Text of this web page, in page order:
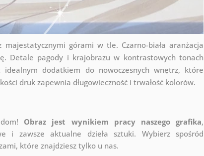
górami w tle. Czarno-biała aranżacja
Detale pagody i krajobrazu w kontrastowych tonach
dodatkiem do nowoczesnych wnętrz, które
druk zapewnia długowieczność i trwałość kolorów.
Obraz jest wynikiem pracy naszego grafika,
i zawsze aktualne dzieła sztuki. Wybierz spośród
które znajdziesz tylko u nas.